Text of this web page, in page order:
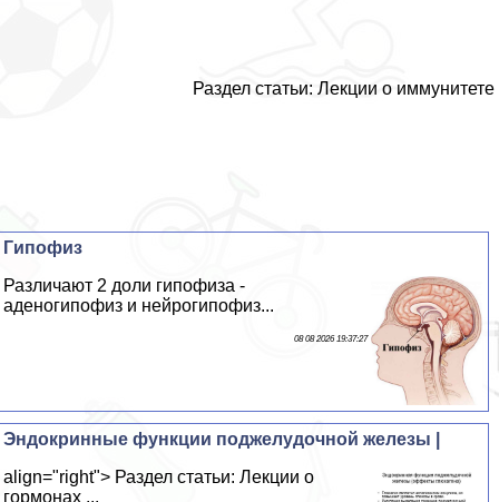
Раздел статьи: Лекции о иммунитете
Гипофиз
Различают 2 доли гипофиза -
аденогипофиз и нейрогипофиз...
08 08 2026 19:37:27
Эндокринные функции поджелудочной железы |
align="right"> Раздел статьи: Лекции о
гормонах ...